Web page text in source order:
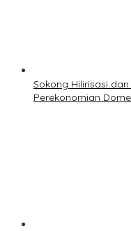
Sokong Hilirisasi
Perekonomian